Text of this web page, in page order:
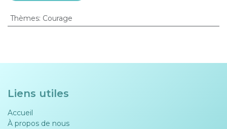
Thèmes: Courage
Liens utiles
Accueil
À propos de nous